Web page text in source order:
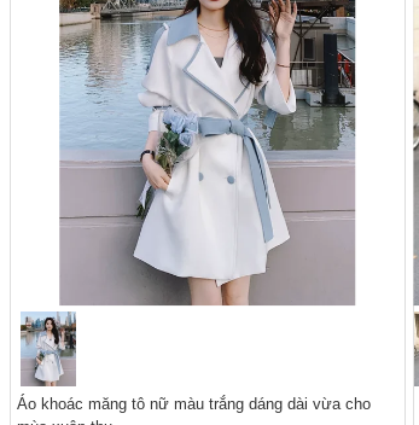
Áo khoác măng tô nữ màu trắng dáng dài vừa cho